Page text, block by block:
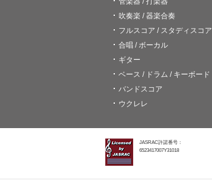
吹奏楽 / 器楽合奏
フルスコア / スタディスコア
合唱 / ボーカル
ギター
ベース / ドラム / キーボード
バンドスコア
ウクレレ
JASRAC許諾番号：
6523417007Y31018